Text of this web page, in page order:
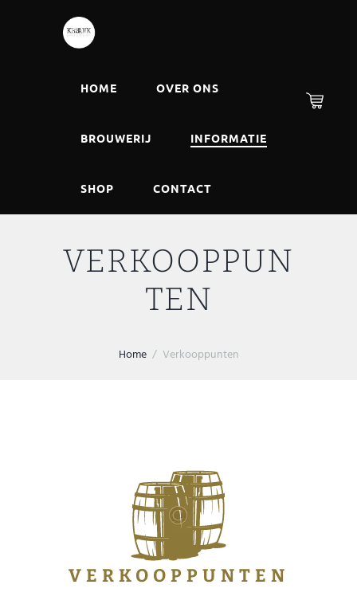
HOME OVER ONS
BROUWERIJ INFORMATIE
SHOP CONTACT
VERKOOPPUN
TEN
Home Verkooppunten
VERKOOPPUNTEN